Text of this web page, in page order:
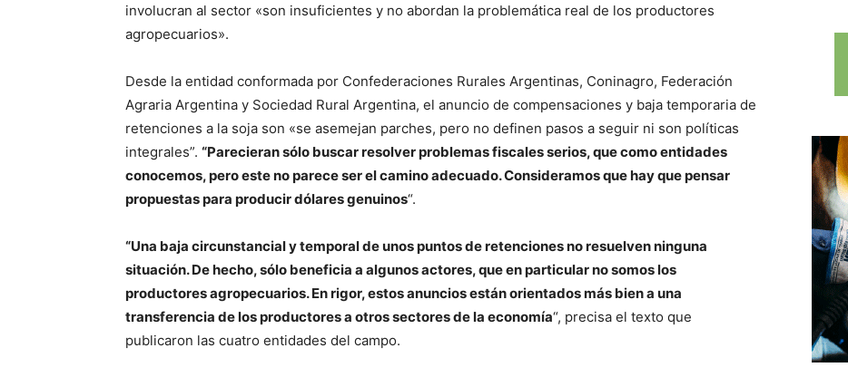
involucran al sector «son insuficientes y no abordan la problemática real de los productores
agropecuarios».
Desde la entidad conformada por Confederaciones Rurales Argentinas, Coninagro, Federación
Agraria Argentina y Sociedad Rural Argentina, el anuncio de compensaciones y baja temporaria de
retenciones a la soja son «se asemejan parches, pero no definen pasos a seguir ni son políticas
integrales”. “Parecieran sólo buscar resolver problemas fiscales serios, que como entidades
conocemos, pero este no parece ser el camino adecuado. Consideramos que hay que pensar
propuestas para producir dólares genuinos“.
“Una baja circunstancial y temporal de unos puntos de retenciones no resuelven ninguna
situación. De hecho, sólo beneficia a algunos actores, que en particular no somos los
productores agropecuarios. En rigor, estos anuncios están orientados más bien a una
transferencia de los productores a otros sectores de la economía“, precisa el texto que
publicaron las cuatro entidades del campo.